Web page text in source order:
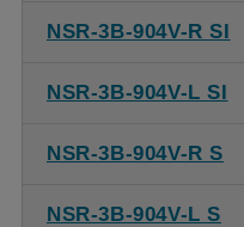
NSR-3B-904V-R SI
NSR-3B-904V-L SI
NSR-3B-904V-R S
NSR-3B-904V-L S